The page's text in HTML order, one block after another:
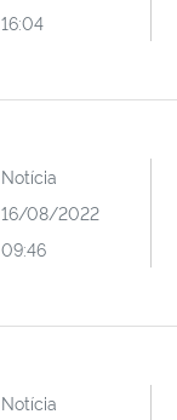
16:04
Notícia
16/08/2022
09:46
Notícia